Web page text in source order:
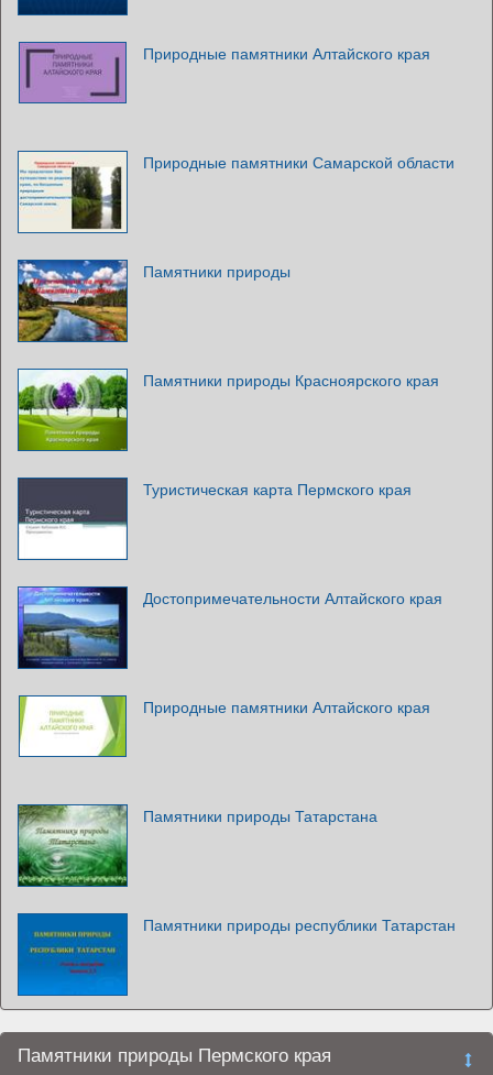
Природные памятники Алтайского края
Природные памятники Самарской области
Памятники природы
Памятники природы Красноярского края
Туристическая карта Пермского края
Достопримечательности Алтайского края
Природные памятники Алтайского края
Памятники природы Татарстана
Памятники природы республики Татарстан
Памятники природы Пермского края